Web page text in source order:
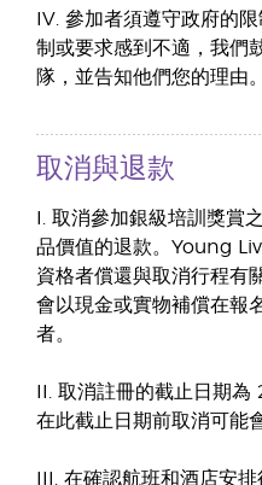
IV. 參加者須遵守政府的
制或要求感到不適，我們
隊，並告知他們您的理由。
取消與退款
I. 取消參加銀級培訓獎賞
品價值的退款。Young
資格者償還與取消行程有
會以現金或實物補償在報
者。
II. 取消註冊的截止日期
在此截止日期前取消可能
III. 在確認航班和酒店安